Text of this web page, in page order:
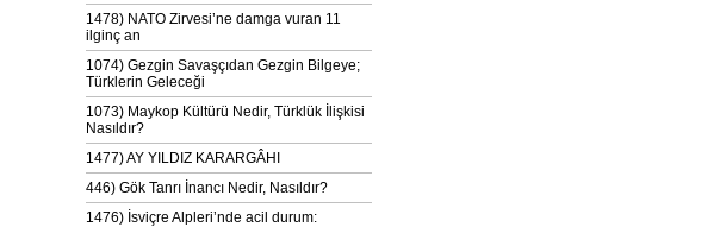
1478) NATO Zirvesi’ne damga vuran 11
ilginç an
1074) Gezgin Savaşçıdan Gezgin Bilgeye;
Türklerin Geleceği
1073) Maykop Kültürü Nedir, Türklük İlişkisi
Nasıldır?
1477) AY YILDIZ KARARGÂHI
446) Gök Tanrı İnancı Nedir, Nasıldır?
1476) İsviçre Alpleri’nde acil durum: